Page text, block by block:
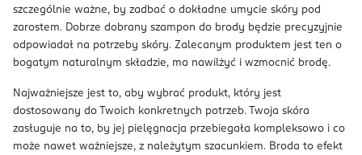
szczególnie ważne, by zadbać o dokładne umycie skóry pod
zarostem. Dobrze dobrany szampon do brody będzie precyzyjnie
odpowiadał na potrzeby skóry. Zalecanym produktem jest ten o
bogatym naturalnym składzie, ma nawilżyć i wzmocnić brodę.
Najważniejsze jest to, aby wybrać produkt, który jest
dostosowany do Twoich konkretnych potrzeb. Twoja skóra
zasługuje na to, by jej pielęgnacja przebiegała kompleksowo i co
może nawet ważniejsze, z należytym szacunkiem. Broda to efekt